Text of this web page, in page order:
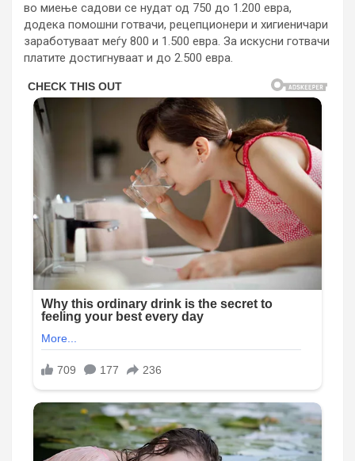
во миење садови се нудат од 750 до 1.200 евра,
додека помошни готвачи, рецепционери и хигиеничари
заработуваат меѓу 800 и 1.500 евра. За искусни готвачи
платите достигнуваат и до 2.500 евра.